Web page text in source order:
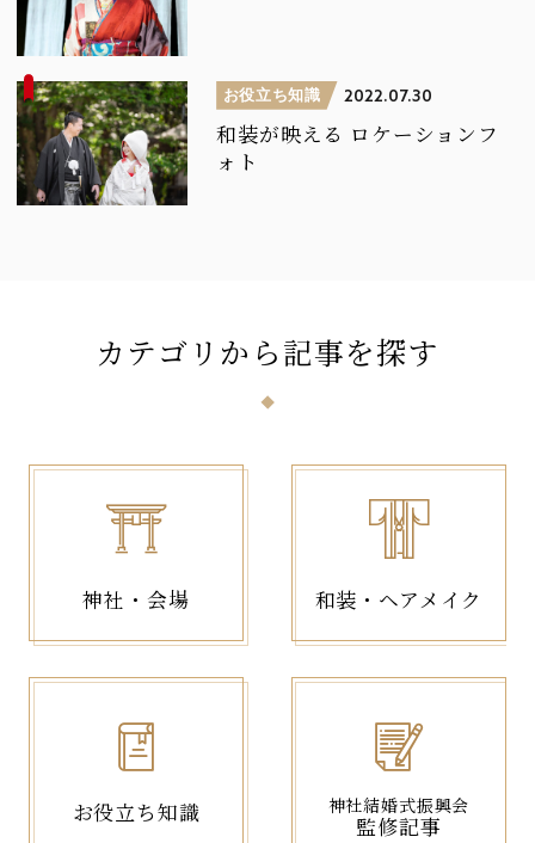
お役立ち知識 2022.07.30
和装が映える ロケーションフ
ォト
カテゴリ から記事を探す
神社・会場 和装・ヘアメイク
お役立ち知識 神社結婚式振興会
監修記事